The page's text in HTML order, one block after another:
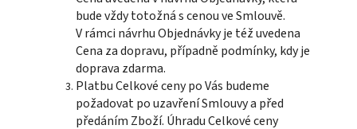
bude vždy totožná s cenou ve Smlouvě.
V rámci návrhu Objednávky je též uvedena
Cena za dopravu, případně podmínky, kdy je
doprava zdarma.
Platbu Celkové ceny po Vás budeme
požadovat po uzavření Smlouvy a před
předáním Zboží. Úhradu Celkové ceny